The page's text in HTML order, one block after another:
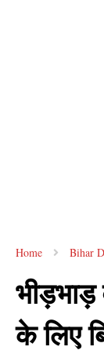
Home Bihar
के लिए